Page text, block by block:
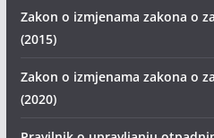
Zakon o izmjenama zakona o
(2015)
Zakon o izmjenama zakona o
(2020)